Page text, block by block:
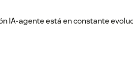
IA-agente está en constante